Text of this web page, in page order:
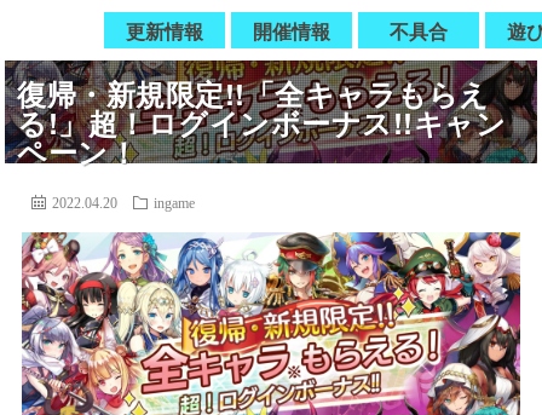
更新情報 開催情報 不具合 遊
復帰・新規限定!!「全キャラもらえ
る!」超！ログインボーナス!!キャン
ペーン！
2022.04.20 ingame